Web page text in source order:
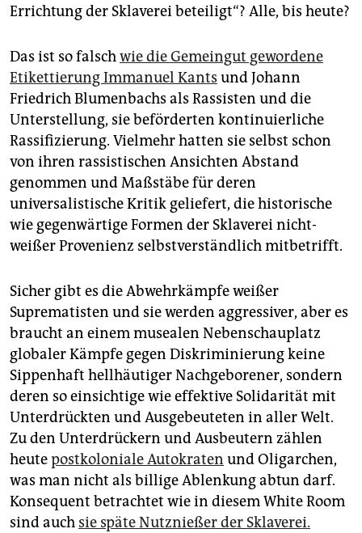
Errichtung der Sklaverei beteiligt“? Alle, bis heute?
Das ist so falschwie die Gemeingut gewordene
Etikettierung Immanuel Kants und Johann
Friedrich Blumenbachs als Rassisten und die
Unterstellung, sie beförderten kontinuierliche
Rassifizierung. Vielmehr hatten sie selbst schon
von ihren rassistischen Ansichten Abstand
genommen und Maßstäbe für deren
universalistische Kritik geliefert, die historische
wie gegenwärtige Formen der Sklaverei nicht-
weißer Provenienz selbstverständlich mitbetrifft.
Sicher gibt es die Abwehrkämpfe weißer
Suprematisten und sie werden aggressiver, aber es
braucht an einem musealen Nebenschauplatz
globaler Kämpfe gegen Diskriminierung keine
Sippenhaft hellhäutiger Nachgeborener, sondern
deren so einsichtige wie effektive Solidarität mit
Unterdrückten und Ausgebeuteten in aller Welt.
Zu den Unterdrückern und Ausbeutern zählen
heutepostkoloniale Autokraten und Oligarchen,
was man nicht als billige Ablenkung abtun darf.
Konsequent betrachtet wie in diesem White Room
sind auch sie späte Nutznießer der Sklaverei.